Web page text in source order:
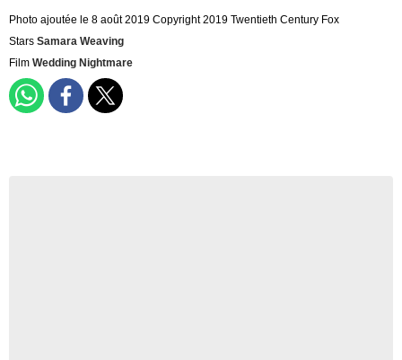
Photo ajoutée le 8 août 2019 Copyright 2019 Twentieth Century Fox
Stars Samara Weaving
Film Wedding Nightmare